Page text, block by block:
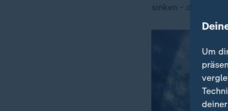
sinken - doch der
Um